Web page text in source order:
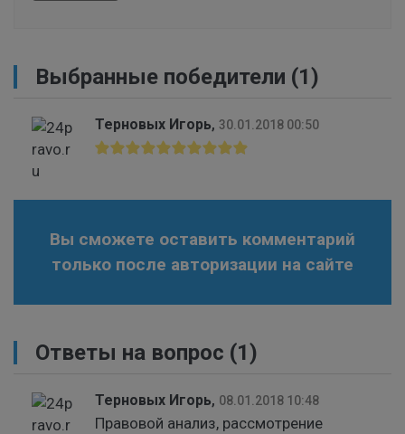
Выбранные победители (1)
Терновых Игорь, 30.01.2018 00:50
Вы сможете оставить комментарий
только после авторизации на сайте
Ответы на вопрос (1)
Терновых Игорь, 08.01.2018 10:48
Правовой анализ, рассмотрение